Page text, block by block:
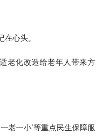
心头。
老化改造给老年人带来方
老一小’等重点民生保障服